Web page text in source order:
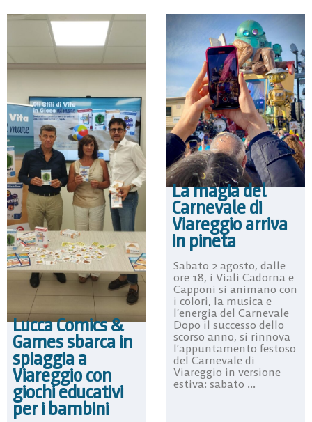
Lucca Comics &
Games sbarca in
spiaggia a
Viareggio con
giochi educativi
per i bambini
La magia del
Carnevale di
Viareggio arriva
in pineta
Sabato 2 agosto, dalle
ore 18, i Viali Cadorna e
Capponi si animano con
i colori, la musica e
l’energia del Carnevale
Dopo il successo dello
scorso anno, si rinnova
l’appuntamento festoso
del Carnevale di
Viareggio in versione
estiva: sabato ...